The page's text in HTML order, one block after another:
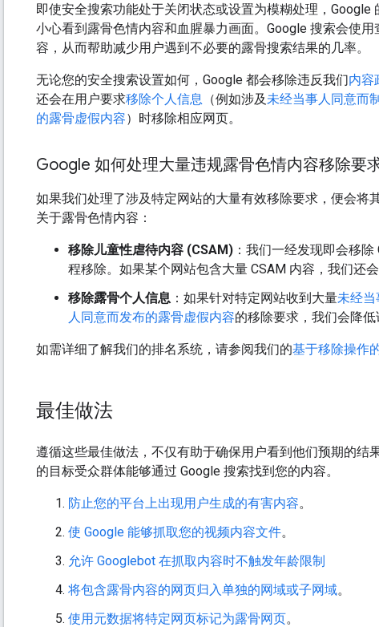
即使安全搜索功能处于关闭状态或设置为模糊处理，
小心看到露骨色情内容和血腥暴力画面。Google 搜索会使
容，从而帮助减少用户遇到不必要的露骨搜索结果的几率。
无论您的安全搜索设置如何，Google 都会移除违反我们内容
还会在用户要求移除个人信息 （例如涉及未经当事人同意而
的露骨虚假内容）时移除相应网页。
Google 如何处理大量违规露骨色情内容移除要
如果我们处理了涉及特定网站的大量有效移除要求，便会将
关于露骨色情内容：
移除儿童性虐待内容 (CSAM) ：我们一经发现即会移
程移除。如果某个网站包含大量 CSAM 内容，我们还
移除露骨个人信息 ：如果针对特定网站收到大量未经当
人同意而发布的露骨虚假内容的移除要求，我们会降
如需详细了解我们的排名系统，请参阅我们的基于移除操作
最佳做法
遵循这些最佳做法，不仅有助于确保用户看到他们预期的结
的目标受众群体能够通过 Google 搜索找到您的内容。
防止您的平台上出现用户生成的有害内容。
使 Google 能够抓取您的视频内容文件。
允许 Googlebot 在抓取内容时不触发年龄限制
将包含露骨内容的网页归入单独的网域或子网域。
使用元数据将特定网页标记为露骨网页。